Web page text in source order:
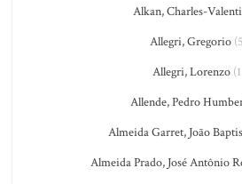
Alkan, Charles-
Allegri, Gregorio
Allegri, Lorenzo
Allende, Pedro
Almeida Garret, João
Almeida Prado, José Antônio